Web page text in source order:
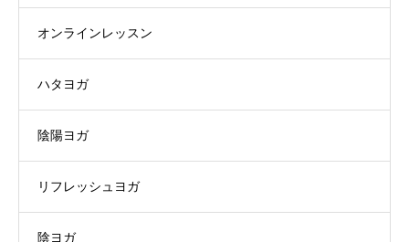
オンラインレッスン
ハタヨガ
陰陽ヨガ
リフレッシュヨガ
陰ヨガ